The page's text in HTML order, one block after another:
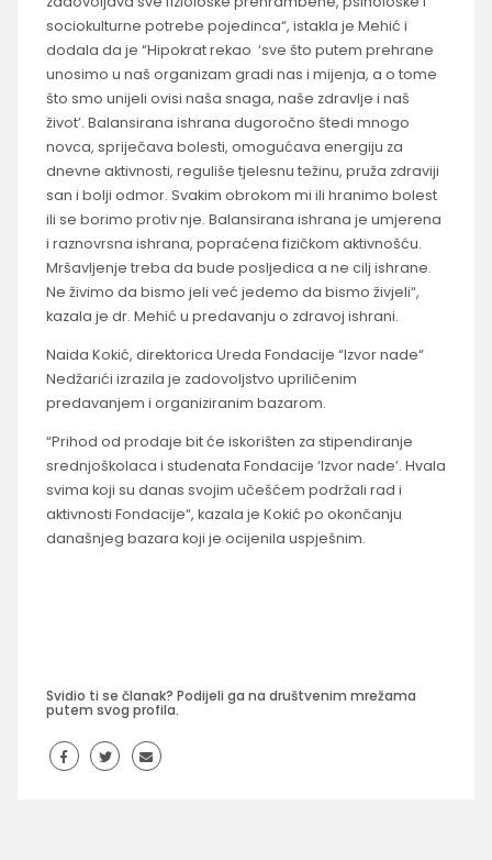
sociokulturne potrebe pojedinca“, istakla je Mehić i
dodala da je “Hipokrat rekao ‘sve što putem prehrane
unosimo u naš organizam gradi nas i mijenja, a o tome
što smo unijeli ovisi naša snaga, naše zdravlje i naš
život’. Balansirana ishrana dugoročno štedi mnogo
novca, spriječava bolesti, omogućava energiju za
dnevne aktivnosti, reguliše tjelesnu težinu, pruža zdraviji
san i bolji odmor. Svakim obrokom mi ili hranimo bolest
ili se borimo protiv nje. Balansirana ishrana je umjerena
i raznovrsna ishrana, popraćena fizičkom aktivnošću.
Mršavljenje treba da bude posljedica a ne cilj ishrane.
Ne živimo da bismo jeli već jedemo da bismo živjeli“,
kazala je dr. Mehić u predavanju o zdravoj ishrani.
Naida Kokić, direktorica Ureda Fondacije “Izvor nade“
Nedžarići izrazila je zadovoljstvo upriličenim
predavanjem i organiziranim bazarom.
“Prihod od prodaje bit će iskorišten za stipendiranje
srednjoškolaca i studenata Fondacije ‘Izvor nade’. Hvala
svima koji su danas svojim učešćem podržali rad i
aktivnosti Fondacije“, kazala je Kokić po okončanju
današnjeg bazara koji je ocijenila uspješnim.
Svidio ti se članak? Podijeli ga na društvenim mrežama
putem svog profila.